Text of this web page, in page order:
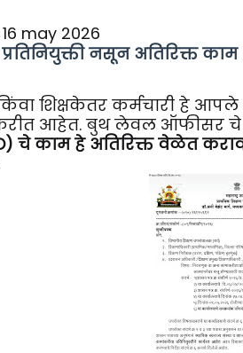
may 2026
नसून अतिरिक्त
किंवा शिक्षकेतर कर्मचारी हे
आहेत. बुथ लेवल ऑफीसर चे
चे काम हे अतिरिक्त वेळेत